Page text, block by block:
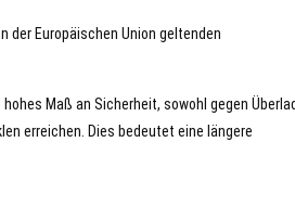
der Europäischen Union geltenden
Maß an Sicherheit, sowohl gegen
erreichen. Dies bedeutet eine längere